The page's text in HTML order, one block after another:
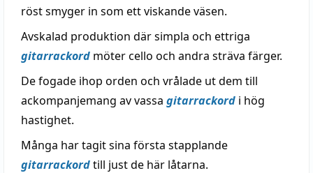
röst smyger in som ett viskande väsen.
Avskalad produktion där simpla och ettriga
gitarrackord möter cello och andra sträva färger.
De fogade ihop orden och vrålade ut dem till
ackompanjemang av vassa gitarrackord i hög
hastighet.
Många har tagit sina första stapplande
gitarrackordtill just de här låtarna.